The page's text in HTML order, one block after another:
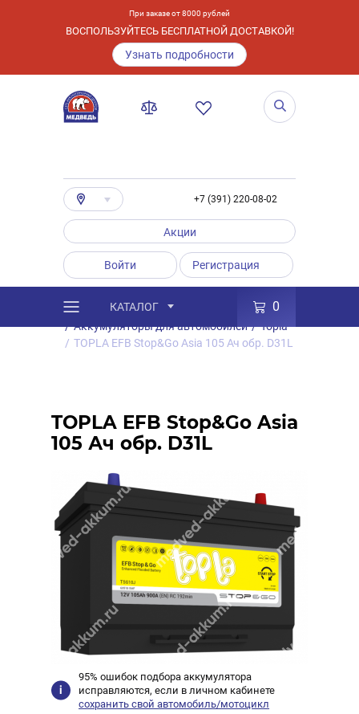
При заказе от 8000 рублей
ВОСПОЛЬЗУЙТЕСЬ БЕСПЛАТНОЙ ДОСТАВКОЙ!
Узнать подробности
+7 (391) 220-08-02
Акции
Войти Регистрация
КАТАЛОГ 0
Каталог / Товары
Аккумуляторы
/ Аккумуляторы для автомобилей / Topla
/ TOPLA EFB Stop&Go Asia 105 Ач обр. D31L
TOPLA EFB Stop&Go Asia
105 Ач обр. D31L
95% ошибок подбора аккумулятора
исправляются, если в личном кабинете
сохранить свой автомобиль/мотоцикл